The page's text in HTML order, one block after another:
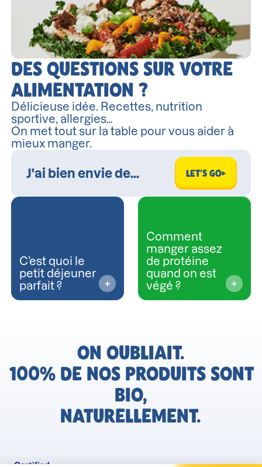
DES QUESTIONS SUR VOTRE
ALIMENTATION ?
Délicieuse idée. Recettes, nutrition
sportive, allergies…
On met tout sur la table pour vous aider à
mieux manger.
LET'S GO
C’est quoi le
petit déjeuner
parfait ?
Comment
manger assez
de protéine
quand on est
végé ?
ON OUBLIAIT.
100% DE NOS PRODUITS SONT
BIO,
NATURELLEMENT.